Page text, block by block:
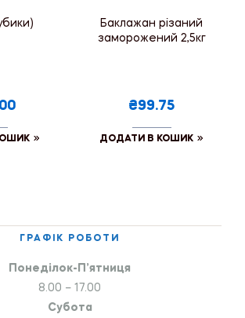
Баклажан різаний
заморожений 2,5кг
₴99.75
ДОДАТИ В КОШИК
ГРАФІК РОБОТИ
Понеділок-П’ятниця
8.00 – 17.00
Субота